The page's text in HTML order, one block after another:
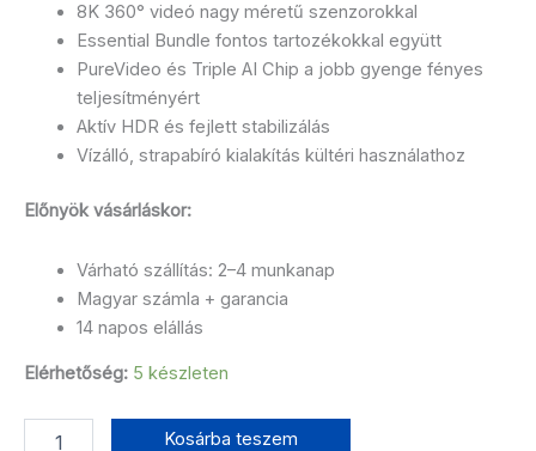
8K 360° videó nagy méretű szenzorokkal
Essential Bundle fontos tartozékokkal együtt
PureVideo és Triple AI Chip a jobb gyenge fényes
teljesítményért
Aktív HDR és fejlett stabilizálás
Vízálló, strapabíró kialakítás kültéri használathoz
Előnyök vásárláskor:
Várható szállítás: 2–4 munkanap
Magyar számla + garancia
14 napos elállás
Elérhetőség: 5 készleten
Kosárba teszem